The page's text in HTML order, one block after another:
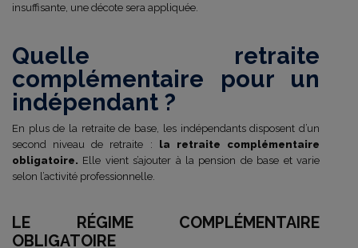
insuffisante, une décote sera appliquée.
Quelle retraite
complémentaire pour un
indépendant ?
En plus de la retraite de base, les indépendants disposent d’un
second niveau de retraite : la retraite complémentaire
obligatoire. Elle vient s’ajouter à la pension de base et varie
selon l’activité professionnelle.
LE RÉGIME COMPLÉMENTAIRE
OBLIGATOIRE